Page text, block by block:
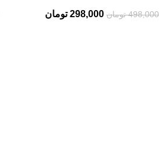
498,000 تومان 298,000 تومان